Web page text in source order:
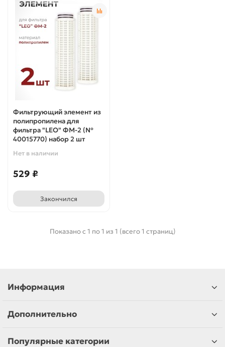
Фильтрующий элемент из
полипропилена для
фильтра "LEO" ФМ-2 (№
40015770) набор 2 шт
Нет в наличии
529 ₽
Закончился
Показано с 1 по 1 из 1 (всего 1 страниц)
Информация
Дополнительно
Популярные категории